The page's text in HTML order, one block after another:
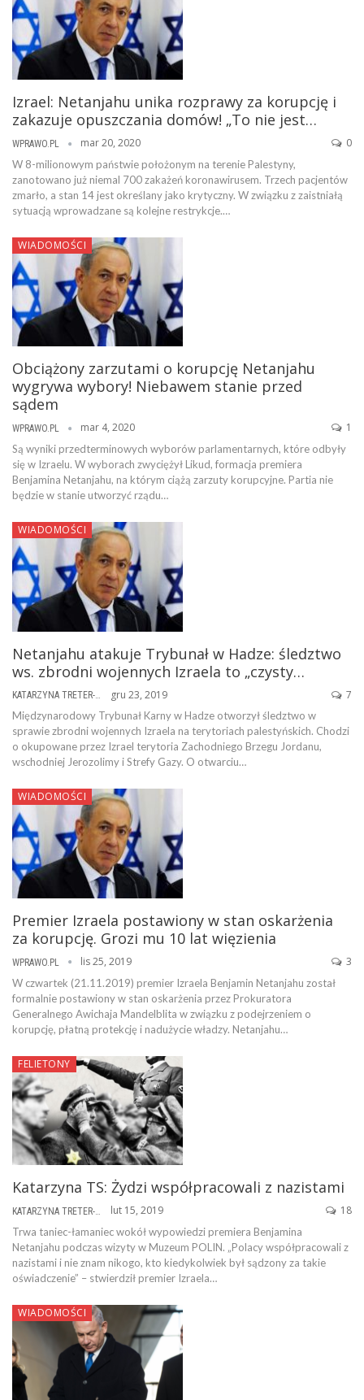
Izrael: Netanjahu unika rozprawy za korupcję i
zakazuje opuszczania domów! „To nie jest…
WPRAWO.PL mar 20, 2020 0
W 8-milionowym państwie położonym na terenie Palestyny,
zanotowano już niemal 700 zakażeń koronawirusem. Trzech pacjentów
zmarło, a stan 14 jest określany jako krytyczny. W związku z zaistniałą
sytuacją wprowadzane są kolejne restrykcje.…
WIADOMOŚCI
Obciążony zarzutami o korupcję Netanjahu
wygrywa wybory! Niebawem stanie przed
sądem
WPRAWO.PL mar 4, 2020 1
Są wyniki przedterminowych wyborów parlamentarnych, które odbyły
się w Izraelu. W wyborach zwyciężył Likud, formacja premiera
Benjamina Netanjahu, na którym ciążą zarzuty korupcyjne. Partia nie
będzie w stanie utworzyć rządu…
WIADOMOŚCI
Netanjahu atakuje Trybunał w Hadze: śledztwo
ws. zbrodni wojennych Izraela to „czysty…
KATARZYNA TRETER-SIERPIŃSKA gru 23, 2019 7
Międzynarodowy Trybunał Karny w Hadze otworzył śledztwo w
sprawie zbrodni wojennych Izraela na terytoriach palestyńskich. Chodzi
o okupowane przez Izrael terytoria Zachodniego Brzegu Jordanu,
wschodniej Jerozolimy i Strefy Gazy. O otwarciu…
WIADOMOŚCI
Premier Izraela postawiony w stan oskarżenia
za korupcję. Grozi mu 10 lat więzienia
WPRAWO.PL lis 25, 2019 3
W czwartek (21.11.2019) premier Izraela Benjamin Netanjahu został
formalnie postawiony w stan oskarżenia przez Prokuratora
Generalnego Awichaja Mandelblita w związku z podejrzeniem o
korupcję, płatną protekcję i nadużycie władzy. Netanjahu…
FELIETONY
Katarzyna TS: Żydzi współpracowali z nazistami
lut 15, 2019 18
Trwa taniec-łamaniec wokół wypowiedzi premiera Benjamina
Netanjahu podczas wizyty w Muzeum POLIN. „Polacy współpracowali z
nazistami i nie znam nikogo, kto kiedykolwiek był sądzony za takie
oświadczenie” – stwierdził premier Izraela…
WIADOMOŚCI